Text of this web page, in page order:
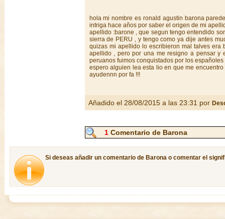
hola mi nombre es ronald agustin barona
intriga hace años por saber el origen de mi
apellido :barone , que segun tengo entendido
sierra de PERU , y tengo como ya dije antes
quizas mi apellido lo escribieron mal talves
apellido , pero por una me resigno a pensar y
peruanos fuimos conquistados por los
espero alguien lea esta lio en que me
ayudennn por fa !!!
Añadido el 28/08/2015 a las 23:31 por
1 Comentario de Barona
Si deseas añadir un comentario de Barona o comentar el